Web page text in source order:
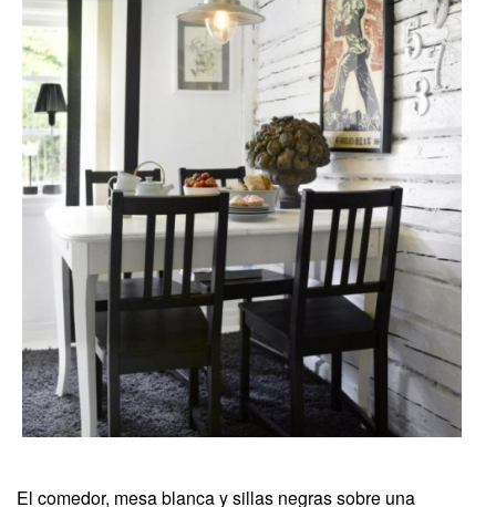
El comedor, mesa blanca y sillas negras sobre una